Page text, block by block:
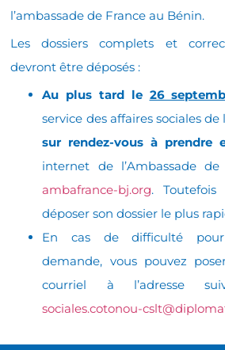
l’ambassade de France au Bénin.
Les dossiers complets et
devront être déposés :
Au plus tard le 26
service des affaires sociales
sur rendez-vous à prendre
internet de l’Ambassade
ambafrance-bj.org.
déposer son dossier le plus
En cas de difficulté
demande, vous pouvez
courriel à l’adresse
sociales.cotonou-